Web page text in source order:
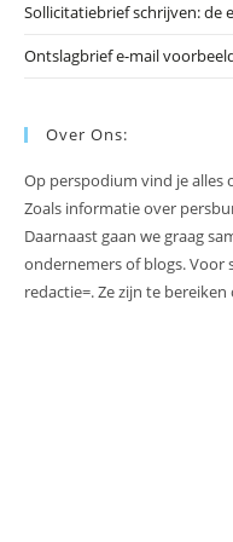
Sollicitatiebrief schrijven: de
Ontslagbrief e-mail
Over Ons:
Op perspodium vind je alles
Zoals informatie over
Daarnaast gaan we graag
ondernemers of blogs. Voor
redactie=. Ze zijn te